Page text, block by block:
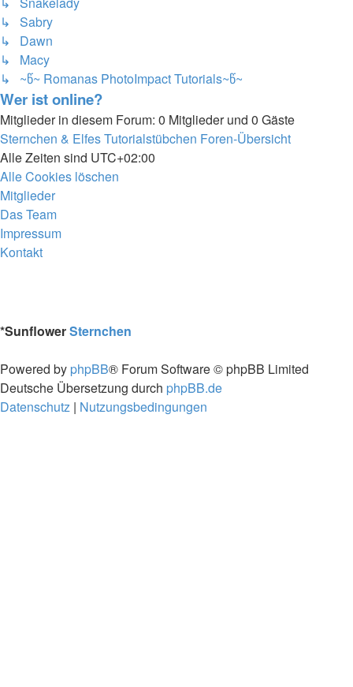
↳ Sabry
↳ Dawn
↳ Macy
↳ ~წ~ Romanas PhotoImpact Tutorials~წ~
Wer ist online?
Mitglieder in diesem Forum: 0 Mitglieder und 0 Gäste
Sternchen & Elfes Tutorialstübchen Foren-Übersicht
Alle Zeiten sind UTC+02:00
Alle Cookies löschen
Mitglieder
Das Team
Impressum
Kontakt
*SunflowerSternchen
Powered by phpBB® Forum Software © phpBB Limited
Deutsche Übersetzung durch phpBB.de
Datenschutz | Nutzungsbedingungen